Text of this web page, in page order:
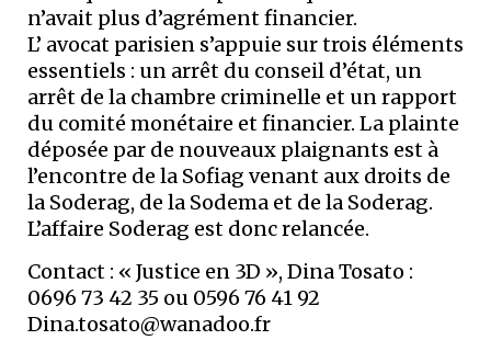
n’avait plus d’agrément financier.
L’ avocat parisien s’appuie sur trois éléments
essentiels : un arrêt du conseil d’état, un
arrêt de la chambre criminelle et un rapport
du comité monétaire et financier. La plainte
déposée par de nouveaux plaignants est à
l’encontre de la Sofiag venant aux droits de
la Soderag, de la Sodema et de la Soderag.
L’affaire Soderag est donc relancée.
Contact : « Justice en 3D », Dina Tosato :
0696 73 42 35 ou 0596 76 41 92
Dina.tosato@wanadoo.fr